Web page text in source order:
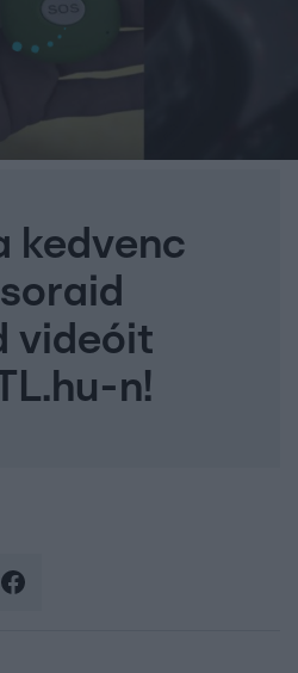
kedvenc
videóit
n!